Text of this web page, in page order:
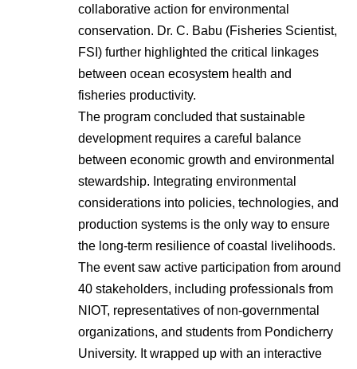
collaborative action for environmental
conservation. Dr. C. Babu (Fisheries Scientist,
FSI) further highlighted the critical linkages
between ocean ecosystem health and
fisheries productivity.
The program concluded that sustainable
development requires a careful balance
between economic growth and environmental
stewardship. Integrating environmental
considerations into policies, technologies, and
production systems is the only way to ensure
the long-term resilience of coastal livelihoods.
The event saw active participation from around
40 stakeholders, including professionals from
NIOT, representatives of non-governmental
organizations, and students from Pondicherry
University. It wrapped up with an interactive